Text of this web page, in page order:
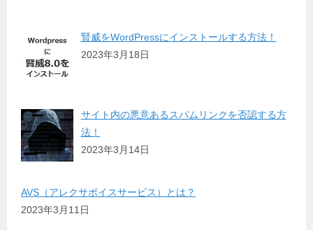
賢威をWordPressにインストールする方法！
2023年3月18日
サイト内の悪意あるスパムリンクを否認する方
法！
2023年3月14日
AVS（アレクサボイスサービス）とは？
2023年3月11日